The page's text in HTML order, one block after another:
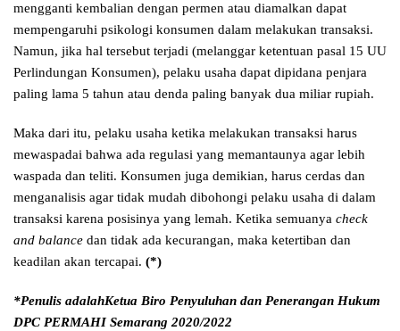
mengganti kembalian dengan permen atau diamalkan dapat
mempengaruhi psikologi konsumen dalam melakukan transaksi.
Namun, jika hal tersebut terjadi (melanggar ketentuan pasal 15 UU
Perlindungan Konsumen), pelaku usaha dapat dipidana penjara
paling lama 5 tahun atau denda paling banyak dua miliar rupiah.
Maka dari itu, pelaku usaha ketika melakukan transaksi harus
mewaspadai bahwa ada regulasi yang memantaunya agar lebih
waspada dan teliti. Konsumen juga demikian, harus cerdas dan
menganalisis agar tidak mudah dibohongi pelaku usaha di dalam
transaksi karena posisinya yang lemah. Ketika semuanya check
and balance dan tidak ada kecurangan, maka ketertiban dan
keadilan akan tercapai. (*)
*Penulis adalahKetua Biro Penyuluhan dan Penerangan Hukum
DPC PERMAHI Semarang 2020/2022